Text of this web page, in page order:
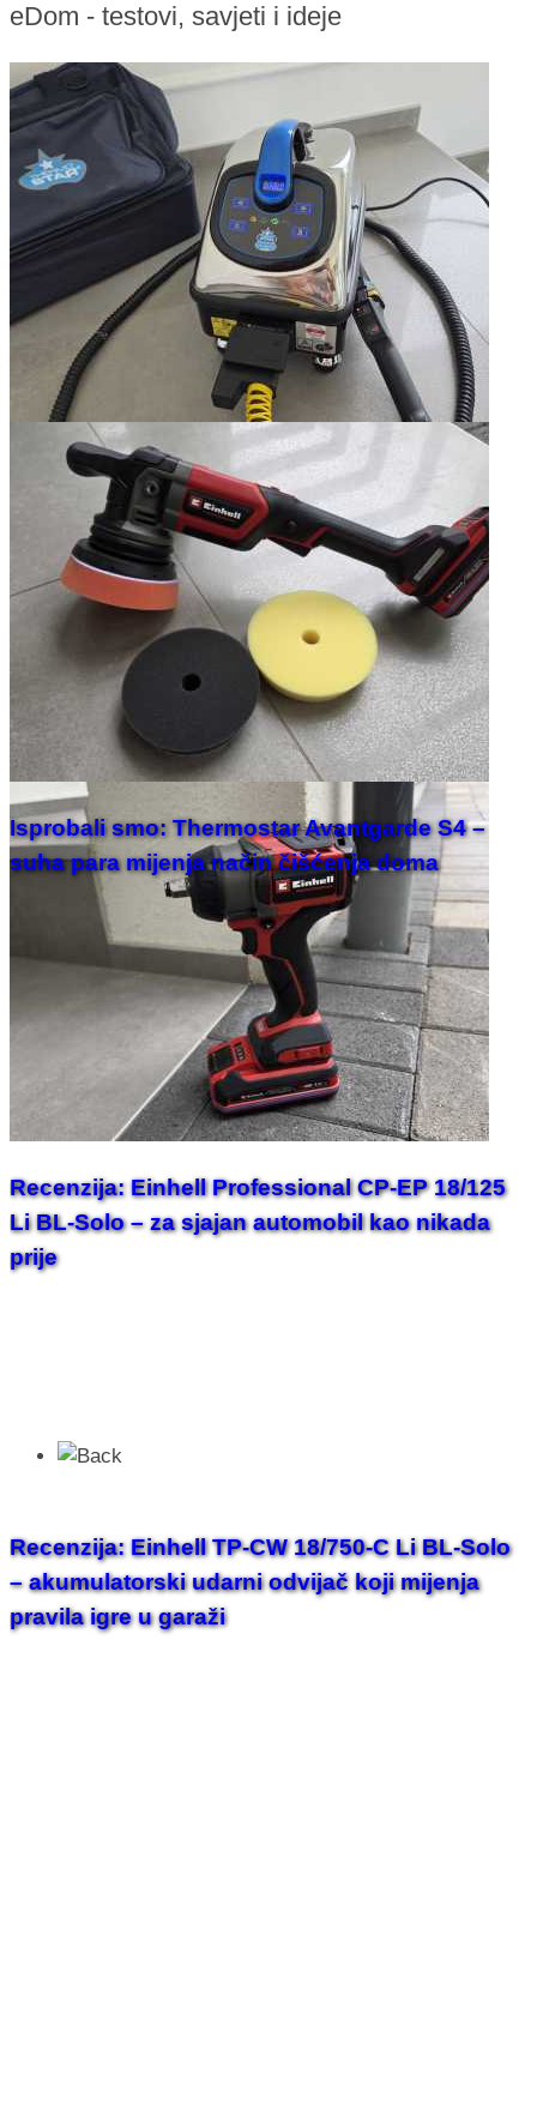
eDom - testovi, savjeti i ideje
Isprobali smo: Thermostar Avantgarde S4 –
suha para mijenja način čišćenja doma
Recenzija: Einhell Professional CP-EP 18/125
Li BL-Solo – za sjajan automobil kao nikada
prije
Recenzija: Einhell TP-CW 18/750-C Li BL-Solo
– akumulatorski udarni odvijač koji mijenja
pravila igre u garaži